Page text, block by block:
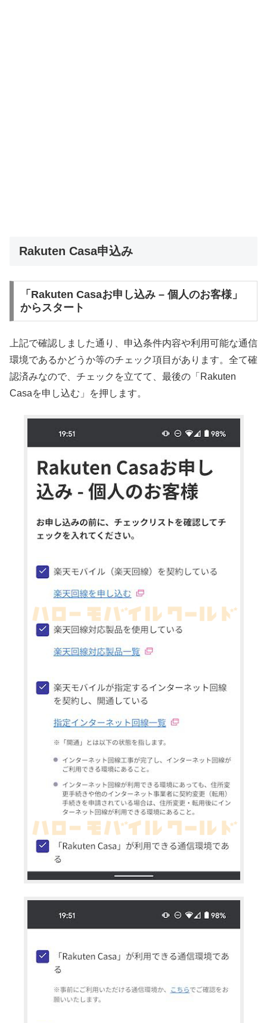
Rakuten Casa申込み
「Rakuten Casaお申し込み – 個人のお客様」
からスタート
上記で確認しました通り、申込条件内容や利用可能な通信
環境であるかどうか等のチェック項目があります。全て確
認済みなので、チェックを立てて、最後の「Rakuten
Casaを申し込む」を押します。